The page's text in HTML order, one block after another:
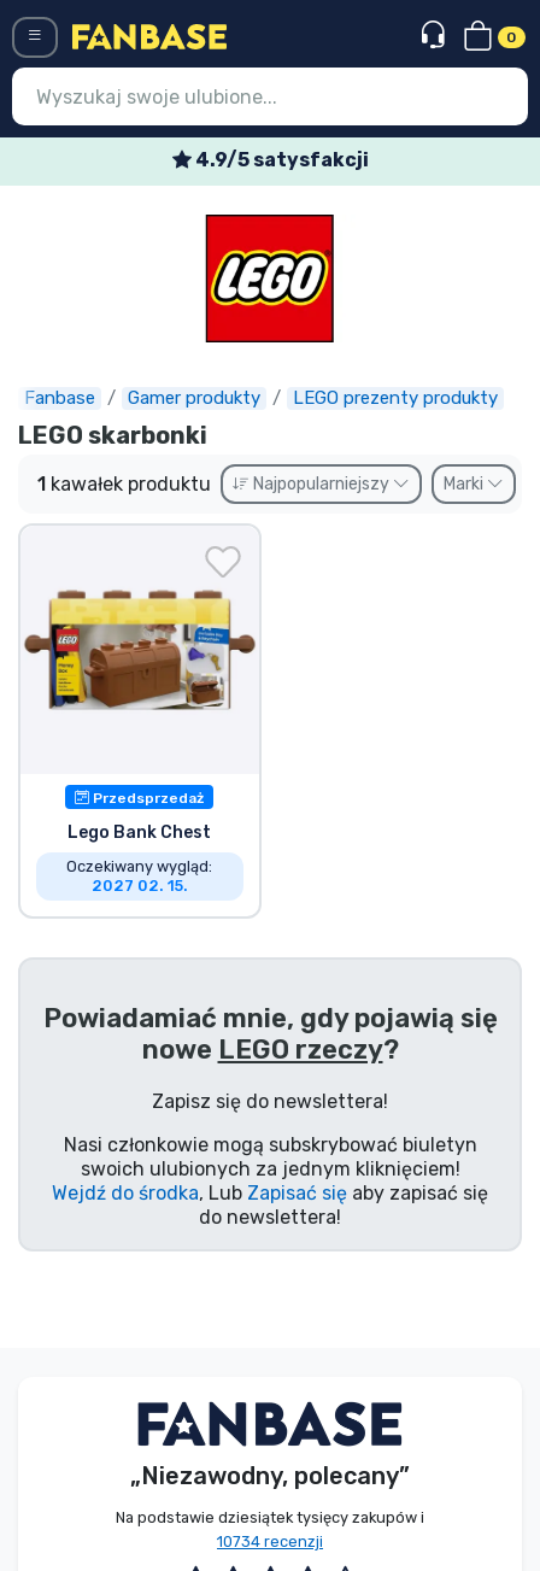
0
4.9/5 satysfakcji
Fanbase Gamer produkty LEGO prezenty produkty
LEGO skarbonki
1 kawałek produktu Najpopularniejszy Marki
Przedsprzedaż
Lego Bank Chest
Oczekiwany wygląd:
2027 02. 15.
Powiadamiać mnie, gdy pojawią się
nowe LEGO rzeczy?
Zapisz się do newslettera!
Nasi członkowie mogą subskrybować biuletyn
swoich ulubionych za jednym kliknięciem!
Wejdź do środka, Lub Zapisać się aby zapisać się
do newslettera!
„Niezawodny, polecany”
Na podstawie dziesiątek tysięcy zakupów i
10734 recenzji
Najnowsze rzeczy
Oferty specjalne
Doręczenie ekspresowe
Przedsprzedaż
Outlet produkty
Wysyłka i płatność
Rzeczy seryjne
Rzeczy filmowe
Rzeczy z anime
Rzeczy dla graczy
Rzeczy sportowe
Rzeczy muzyczne
Typy produktów
Marki